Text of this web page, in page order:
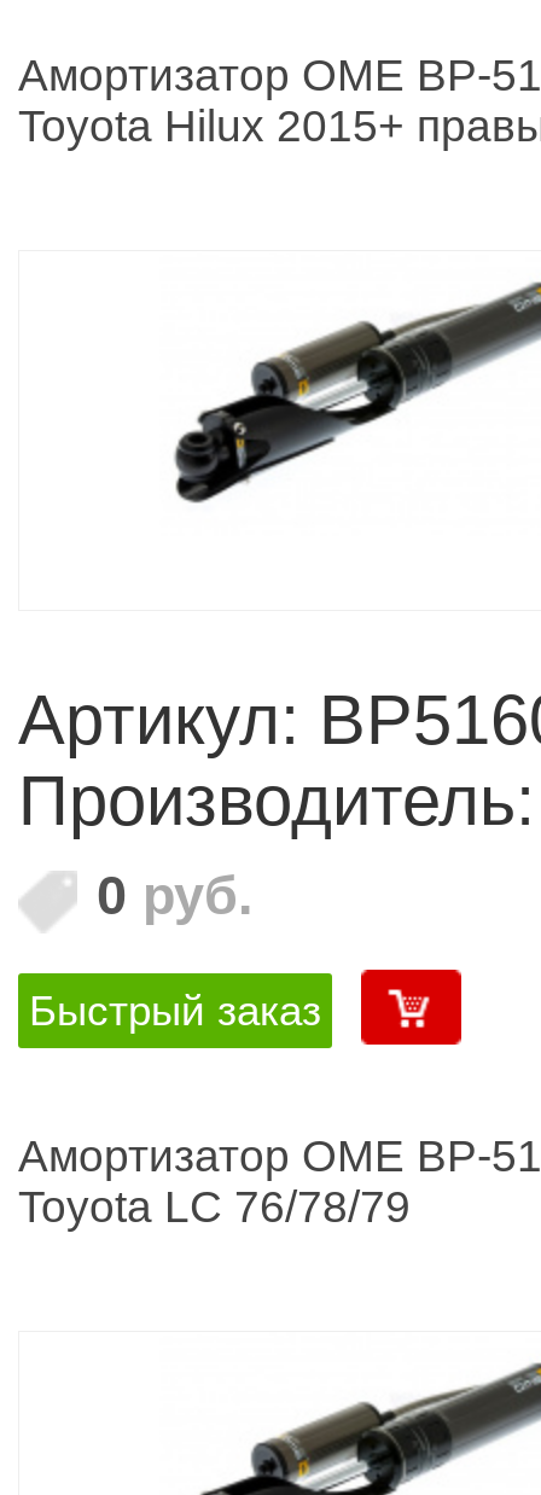
Амортизатор OME BP-
Toyota Hilux 2015+
Артикул:
0 руб.
Быстрый заказ
Амортизатор OME BP-
Toyota LC 76/78/79